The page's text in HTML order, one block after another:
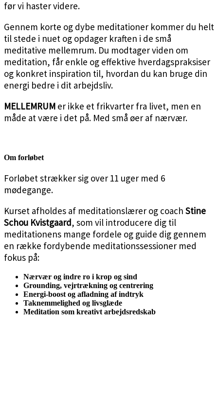
før vi haster videre.
Gennem korte og dybe meditationer kommer du helt
til stede i nuet og opdager kraften i de små
meditative mellemrum. Du modtager viden om
meditation, får enkle og effektive hverdagspraksiser
og konkret inspiration til, hvordan du kan bruge din
energi bedre i dit arbejdsliv.
MELLEMRUM er ikke et frikvarter fra livet, men en
måde at være i det på. Med små øer af nærvær.
Om forløbet
Forløbet strækker sig over 11 uger med 6
mødegange.
Kurset afholdes af meditationslærer og coach Stine
Schou Kvistgaard, som vil introducere dig til
meditationens mange fordele og guide dig gennem
en række fordybende meditationssessioner med
fokus på:
Nærvær og indre ro i krop og sind
Grounding, vejrtrækning og centrering
Energi-boost og afladning af indtryk
Taknemmelighed og livsglæde
Meditation som kreativt arbejdsredskab